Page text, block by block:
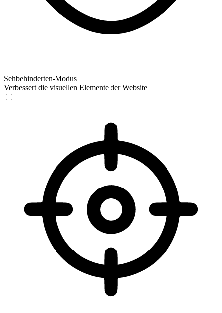
Sehbehinderten-Modus
Verbessert die visuellen Elemente der Website